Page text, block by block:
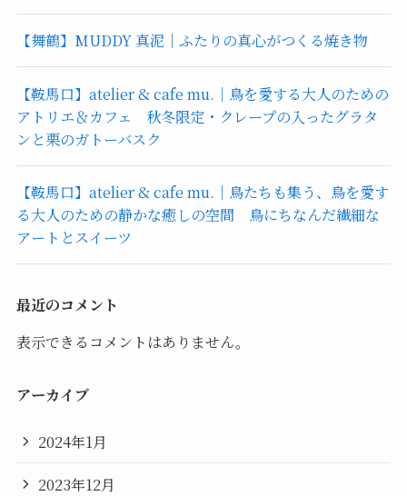
【舞鶴】MUDDY 真泥｜ふたりの真心がつくる焼き物
【鞍馬口】atelier & cafe mu.｜鳥を愛する大人のための
アトリエ＆カフェ 秋冬限定・クレープの入ったグラタ
ンと栗のガトーバスク
【鞍馬口】atelier & cafe mu.｜鳥たちも集う、鳥を愛す
る大人のための静かな癒しの空間 鳥にちなんだ繊細な
アートとスイーツ
最近のコメント
表示できるコメントはありません。
アーカイブ
2024年1月
2023年12月